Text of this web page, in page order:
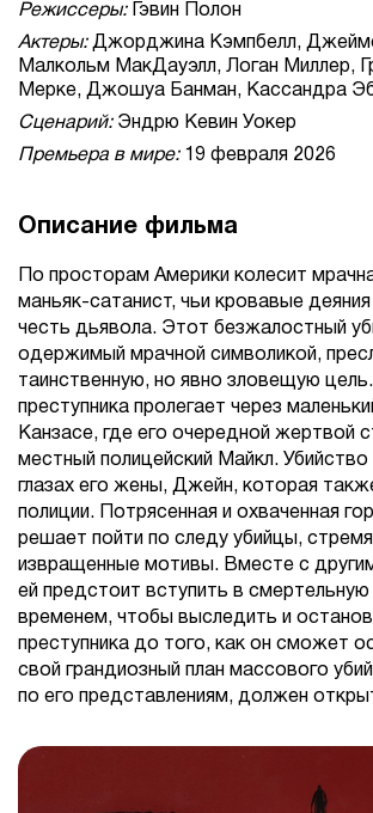
Режиссеры:Гэвин Полон
Актеры:Джорджина Кэмпбелл,
Малкольм МакДауэлл, Логан Миллер,
Мерке, Джошуа Банман, Кассандра
Сценарий:Эндрю Кевин Уокер
Премьера в мире:19 февраля 2026
Описание фильма
По просторам Америки колесит
маньяк-сатанист, чьи кровавые
честь дьявола. Этот безжалостный
одержимый мрачной символикой,
таинственную, но явно зловещую
преступника пролегает через
Канзасе, где его очередной жертвой
местный полицейский Майкл.
глазах его жены, Джейн, которая
полиции. Потрясенная и охваченная
решает пойти по следу убийцы,
извращенные мотивы. Вместе с
ей предстоит вступить в смертельную
временем, чтобы выследить и
преступника до того, как он сможет
свой грандиозный план массового
по его представлениям, должен